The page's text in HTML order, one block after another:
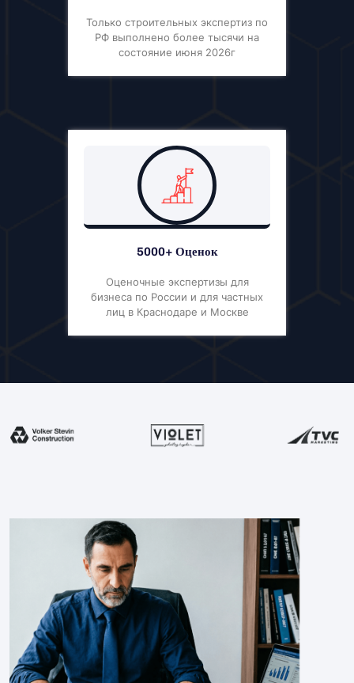
Только строительных экспертиз по
РФ выполнено более тысячи на
состояние июня 2026г
5000+ Оценок
Оценочные экспертизы для
бизнеса по России и для частных
лиц в Краснодаре и Москве